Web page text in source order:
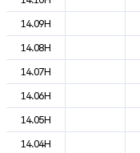
14.09H
14.08H
14.07H
14.06H
14.05H
14.04H